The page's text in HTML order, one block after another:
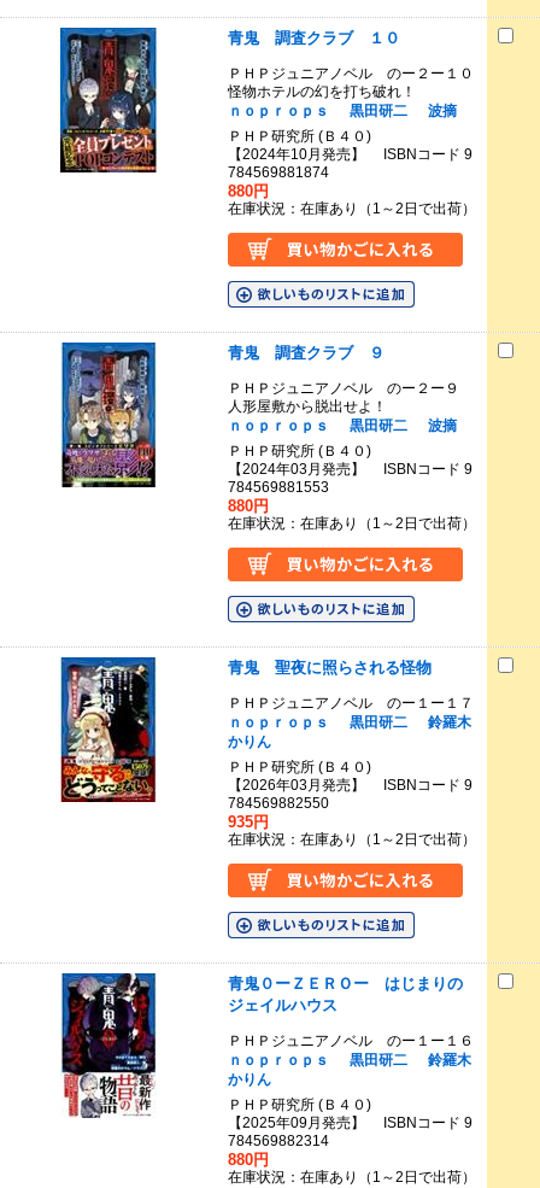
青鬼 調査クラブ １０
ＰＨＰジュニアノベル のー２ー１０
怪物ホテルの幻を打ち破れ！
ｎｏｐｒｏｐｓ
黒田研二
波摘
ＰＨＰ研究所 (Ｂ４０)
【2024年10月発売】 ISBNコード 9
784569881874
880円
在庫状況：在庫あり（1～2日で出荷）
青鬼 調査クラブ ９
ＰＨＰジュニアノベル のー２ー９
人形屋敷から脱出せよ！
ｎｏｐｒｏｐｓ
黒田研二
波摘
ＰＨＰ研究所 (Ｂ４０)
【2024年03月発売】 ISBNコード 9
784569881553
880円
在庫状況：在庫あり（1～2日で出荷）
青鬼 聖夜に照らされる怪物
ＰＨＰジュニアノベル のー１ー１７
ｎｏｐｒｏｐｓ
黒田研二
鈴羅木
かりん
ＰＨＰ研究所 (Ｂ４０)
【2026年03月発売】 ISBNコード 9
784569882550
935円
在庫状況：在庫あり（1～2日で出荷）
青鬼０ーＺＥＲＯー はじまりの
ジェイルハウス
ＰＨＰジュニアノベル のー１ー１６
ｎｏｐｒｏｐｓ
黒田研二
鈴羅木
かりん
ＰＨＰ研究所 (Ｂ４０)
【2025年09月発売】 ISBNコード 9
784569882314
880円
在庫状況：在庫あり（1～2日で出荷）